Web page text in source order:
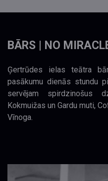
BĀRS | NO
Ģertrūdes ielas teātra
pasākumu dienās stundu
servējam spirdzinošus
Kokmuižas un Gardu muti,
Vīnoga.